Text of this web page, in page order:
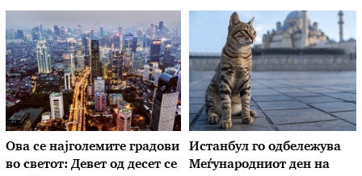
Ова се најголемите градови
во светот: Девет од десет се
Истанбул го одбележува
Меѓународниот ден на